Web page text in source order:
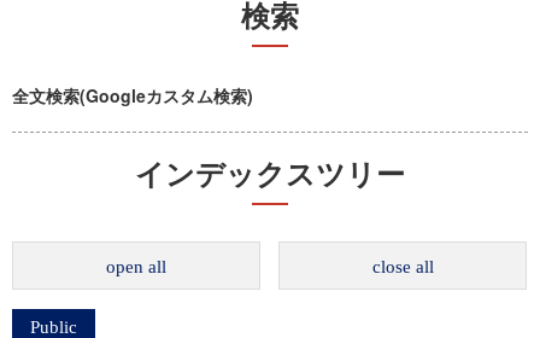
検索
全文検索(Googleカスタム検索)
インデックスツリー
open all close all
Public